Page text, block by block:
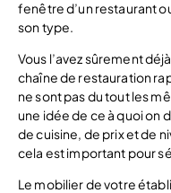
fenêtre d’un restaurant
son type.
Vous l’avez sûrement
chaîne de restauration
ne sont pas du tout les
une idée de ce à quoi on
de cuisine, de prix et de
cela est important pour
Le mobilier de votre